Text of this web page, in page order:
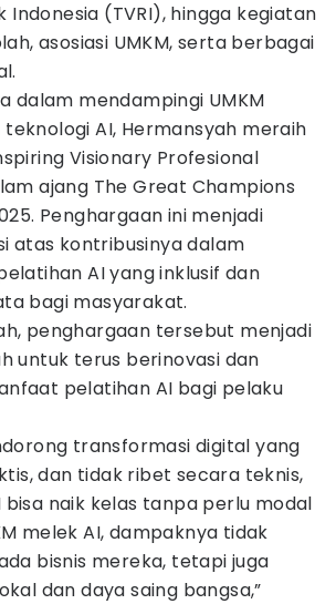
Indonesia (TVRI), hingga kegiatan
asosiasi UMKM, serta berbagai
dalam mendampingi UMKM
AI, Hermansyah meraih
Visionary Profesional
ajang The Great Champions
Penghargaan ini menjadi
atas kontribusinya dalam
AI yang inklusif dan
bagi masyarakat.
penghargaan tersebut menjadi
untuk terus berinovasi dan
pelatihan AI bagi pelaku
transformasi digital yang
dan tidak ribet secara teknis,
bisa naik kelas tanpa perlu modal
melek AI, dampaknya tidak
bisnis mereka, tetapi juga
dan daya saing bangsa,”